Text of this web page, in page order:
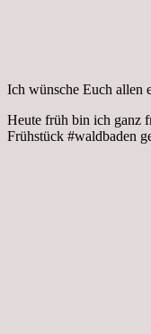
Ich wünsche Euch allen
Heute früh bin ich ganz
Frühstück #waldbaden